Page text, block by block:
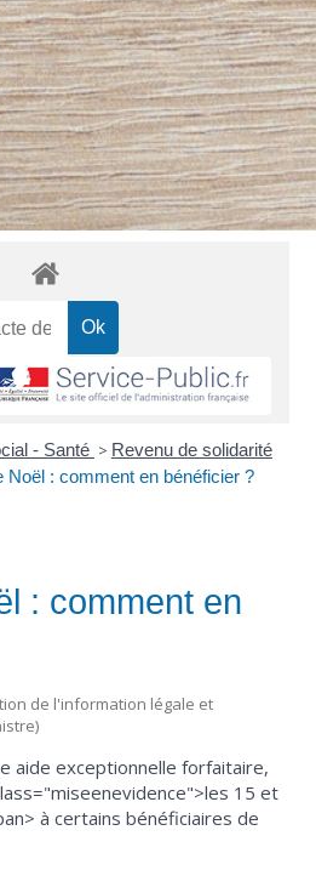
- Santé > Revenu de solidarité
Noël : comment en bénéficier ?
: comment en
de l'information légale et
aide exceptionnelle forfaitaire,
15 et
à certains bénéficiaires de